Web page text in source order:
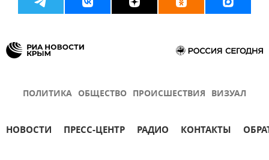
ПОЛИТИКА ОБЩЕСТВО ПРОИСШЕСТВИЯ ВИЗУАЛ
НОВОСТИ ПРЕСС-ЦЕНТР РАДИО КОНТАКТЫ